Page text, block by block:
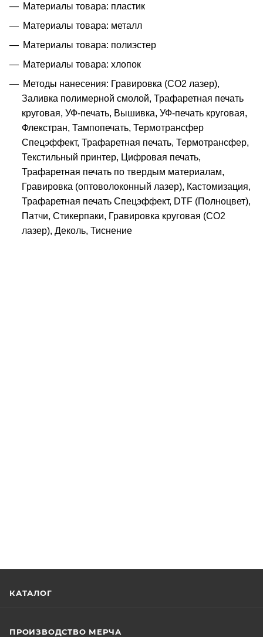
Материалы товара: пластик
Материалы товара: металл
Материалы товара: полиэстер
Материалы товара: хлопок
Методы нанесения: Гравировка (CO2 лазер),
Заливка полимерной смолой, Трафаретная печать
круговая, УФ-печать, Вышивка, УФ-печать круговая,
Флекстран, Тампопечать, Термотрансфер
Спецэффект, Трафаретная печать, Термотрансфер,
Текстильный принтер, Цифровая печать,
Трафаретная печать по твердым материалам,
Гравировка (оптоволоконный лазер), Кастомизация,
Трафаретная печать Спецэффект, DTF (Полноцвет),
Патчи, Стикерпаки, Гравировка круговая (CO2
лазер), Деколь, Тиснение
КАТАЛОГ
ПРОИЗВОДСТВО МЕРЧА